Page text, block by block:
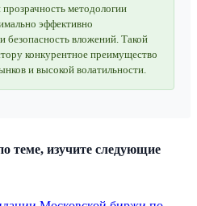
методологии
эффективно
безопасность вложений. Такой
конкурентное преимущество
и высокой волатильности.
теме, изучите следующие